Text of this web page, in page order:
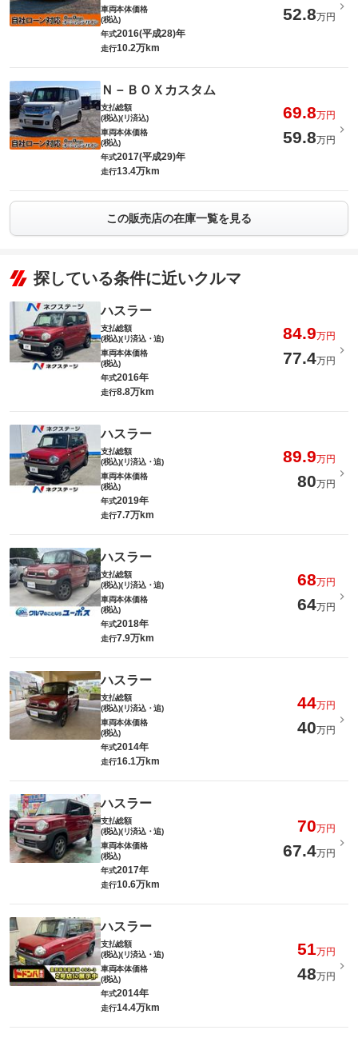
車両本体価格
(税込)
52.8万円
年式2016(平成28)年
走行10.2万km
Ｎ－ＢＯＸカスタム
支払総額
(税込)(リ済込)
69.8万円
車両本体価格
(税込)
59.8万円
年式2017(平成29)年
走行13.4万km
この販売店の在庫一覧を見る
探している条件に近いクルマ
ハスラー
支払総額
(税込)(リ済込・追)
84.9万円
車両本体価格
(税込)
77.4万円
年式2016年
走行8.8万km
ハスラー
支払総額
(税込)(リ済込・追)
89.9万円
車両本体価格
(税込)
80万円
年式2019年
走行7.7万km
ハスラー
支払総額
(税込)(リ済込・追)
68万円
車両本体価格
(税込)
64万円
年式2018年
走行7.9万km
ハスラー
支払総額
(税込)(リ済込・追)
44万円
車両本体価格
(税込)
40万円
年式2014年
走行16.1万km
ハスラー
支払総額
(税込)(リ済込・追)
70万円
車両本体価格
(税込)
67.4万円
年式2017年
走行10.6万km
ハスラー
支払総額
(税込)(リ済込・追)
51万円
車両本体価格
(税込)
48万円
年式2014年
走行14.4万km